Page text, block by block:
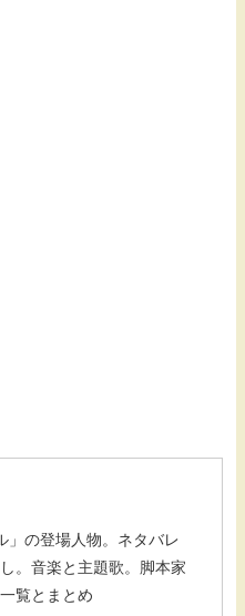
」の登場人物。ネタバレ
。音楽と主題歌。脚本家
覧とまとめ